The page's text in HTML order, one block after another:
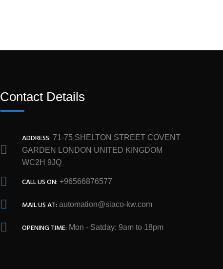
Contact Details
ADDRESS: 71-75 SHELTON STREET COVENT
GARDEN LONDON UNITED KINGDOM
WC2H 9JQ
CALL US ON: +96566876577
MAIL US AT: automation@siaco-kw.com
OPENING TIME: Mon - Satday: 9am to 18pm